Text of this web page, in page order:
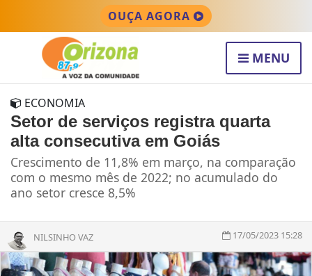
OUÇA AGORA
MENU
ECONOMIA
Setor de serviços registra quarta
alta consecutiva em Goiás
Crescimento de 11,8% em março, na comparação
com o mesmo mês de 2022; no acumulado do
ano setor cresce 8,5%
NILSINHO VAZ 17/05/2023 15:28